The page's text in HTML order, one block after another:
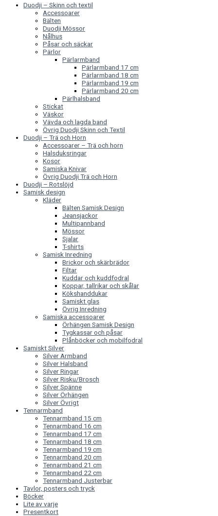
Duodji – Skinn och textil
Accessoarer
Bälten
Duodji Mössor
Nålhus
Påsar och säckar
Pärlor
Pärlarmband
Pärlarmband 17 cm
Pärlarmband 18 cm
Pärlarmband 19 cm
Pärlarmband 20 cm
Pärlhalsband
Stickat
Väskor
Vävda och lagda band
Övrig Duodji Skinn och Textil
Duodji – Trä och Horn
Accessoarer – Trä och horn
Halsduksringar
Kosor
Samiska Knivar
Övrig Duodji Trä och Horn
Duodji – Rotslöjd
Samisk design
Kläder
Bälten Samisk Design
Jeansjackor
Multipannband
Mössor
Sjalar
T-shirts
Samisk Inredning
Brickor och skärbrädor
Filtar
Kuddar och kuddfodral
Koppar, tallrikar och skålar
Kökshanddukar
Samiskt glas
Övrig Inredning
Samiska accessoarer
Örhängen Samisk Design
Tygkassar och påsar
Plånböcker och mobilfodral
Samiskt Silver
Silver Armband
Silver Halsband
Silver Ringar
Silver Risku/Brosch
Silver Spänne
Silver Örhängen
Silver Övrigt
Tennarmband
Tennarmband 15 cm
Tennarmband 16 cm
Tennarmband 17 cm
Tennarmband 18 cm
Tennarmband 19 cm
Tennarmband 20 cm
Tennarmband 21 cm
Tennarmband 22 cm
Tennarmband Justerbar
Tavlor, posters och tryck
Böcker
Lite av varje
Presentkort